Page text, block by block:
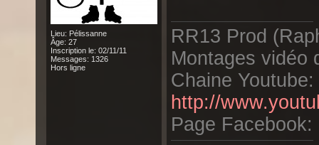
Lieu: Pélissanne
Âge: 27
Inscription le: 02/11/11
Messages: 1326
Hors ligne
RR13 Prod
Montages vidéo
Chaine Youtube:
http://
Page Facebook: